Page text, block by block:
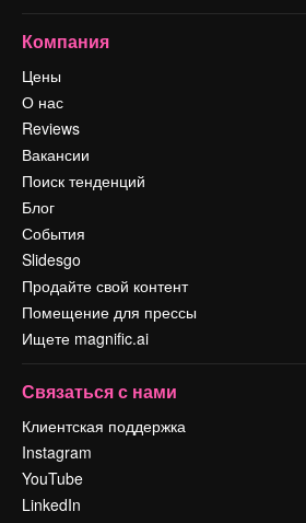
Компания
Цены
О нас
Reviews
Вакансии
Поиск тенденций
Блог
События
Slidesgo
Продайте свой контент
Помещение для прессы
Ищете magnific.ai
Связаться с нами
Клиентская поддержка
Instagram
YouTube
LinkedIn